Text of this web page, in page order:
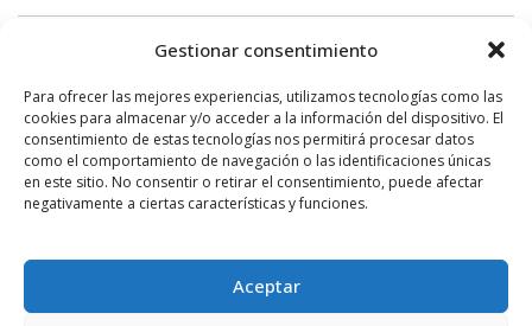
Gestionar consentimiento
Para ofrecer las mejores experiencias, utilizamos tecnologías como las
cookies para almacenar y/o acceder a la información del dispositivo. El
consentimiento de estas tecnologías nos permitirá procesar datos
como el comportamiento de navegación o las identificaciones únicas
en este sitio. No consentir o retirar el consentimiento, puede afectar
negativamente a ciertas características y funciones.
Aceptar
Las Representaciones Histórico Najerenses
abren el telón